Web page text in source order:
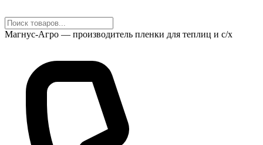
Магнус-Агро — производитель пленки для теплиц и с/х